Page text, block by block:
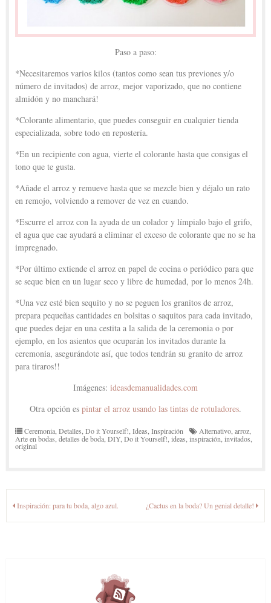
Paso a paso:
*Necesitaremos varios kilos (tantos como sean tus previones y/o
número de invitados) de arroz, mejor vaporizado, que no contiene
almidón y no manchará!
*Colorante alimentario, que puedes conseguir en cualquier tienda
especializada, sobre todo en repostería.
*En un recipiente con agua, vierte el colorante hasta que consigas el
tono que te gusta.
*Añade el arroz y remueve hasta que se mezcle bien y déjalo un rato
en remojo, volviendo a remover de vez en cuando.
*Escurre el arroz con la ayuda de un colador y límpialo bajo el grifo,
el agua que cae ayudará a eliminar el exceso de colorante que no se ha
impregnado.
*Por último extiende el arroz en papel de cocina o periódico para que
se seque bien en un lugar seco y libre de humedad, por lo menos 24h.
*Una vez esté bien sequito y no se peguen los granitos de arroz,
prepara pequeñas cantidades en bolsitas o saquitos para cada invitado,
que puedes dejar en una cestita a la salida de la ceremonia o por
ejemplo, en los asientos que ocuparán los invitados durante la
ceremonia, asegurándote así, que todos tendrán su granito de arroz
para tiraros!!
Imágenes: ideasdemanualidades.com
Otra opción es pintar el arroz usando las tintas de rotuladores.
Ceremonia Detalles Do it Yourself! Ideas Inspiración Alternativo arroz
Arte en bodas detalles de boda DIY Do it Yourself! ideas inspiración invitados
original
Navegación
Inspiración: para tu boda, algo azul. ¿Cactus en la boda? Un genial detalle!